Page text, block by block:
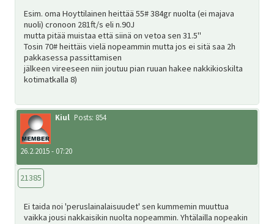
Esim. oma Hoyttilainen heittää 55# 384gr nuolta (ei majava
nuoli) cronoon 281ft/s eli n.90J
mutta pitää muistaa että siinä on vetoa sen 31.5"
Tosin 70# heittäis vielä nopeammin mutta jos ei sitä saa 2h
pakkasessa passittamisen
jälkeen vireeseen niin joutuu pian ruuan hakee nakkikioskilta
kotimatkalla 8)
Kiul Posts: 854
26.2.2015 - 07:20
21385
Ei taida noi 'peruslainalaisuudet' sen kummemin muuttua
vaikka jousi nakkaisikin nuolta nopeammin. Yhtälailla nopeakin